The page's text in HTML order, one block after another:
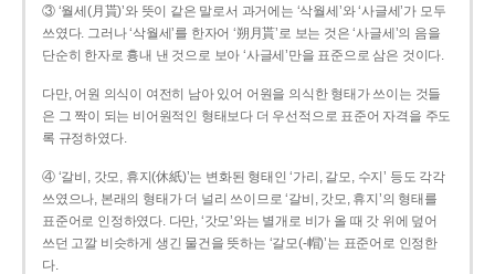
③ ‘월세(月貰)’와 뜻이 같은 말로서 과거에는 ‘삭월세’와 ‘사글세’가 모두
쓰였다. 그러나 ‘삭월세’를 한자어 ‘朔月貰’로 보는 것은 ‘사글세’의 음을
단순히 한자로 흉내 낸 것으로 보아 ‘사글세’만을 표준으로 삼은 것이다.
다만, 어원 의식이 여전히 남아 있어 어원을 의식한 형태가 쓰이는 것들
은 그 짝이 되는 비어원적인 형태보다 더 우선적으로 표준어 자격을 주도
록 규정하였다.
④ ‘갈비, 갓모, 휴지(休紙)’는 변화된 형태인 ‘가리, 갈모, 수지’ 등도 각각
쓰였으나, 본래의 형태가 더 널리 쓰이므로 ‘갈비, 갓모, 휴지’의 형태를
표준어로 인정하였다. 다만, ‘갓모’와는 별개로 비가 올 때 갓 위에 덮어
쓰던 고깔 비슷하게 생긴 물건을 뜻하는 ‘갈모(-帽)’는 표준어로 인정한
다.